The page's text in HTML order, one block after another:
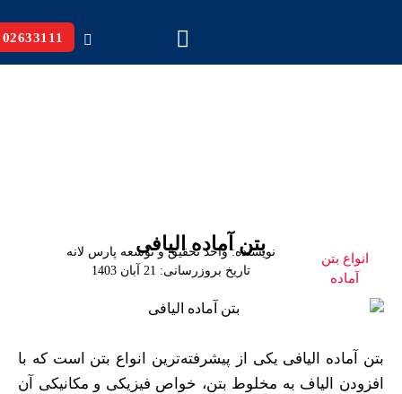
02633111
بتن آماده الیافی
انواع بتن
آماده
نویسنده:واحد تحقیق و توسعه پارس لانه
تاریخ بروزرسانی: 21 آبان 1403
بتن آماده الیافی یکی از پیشرفته‌ترین انواع بتن است که با
افزودن الیاف به مخلوط بتن، خواص فیزیکی و مکانیکی آن